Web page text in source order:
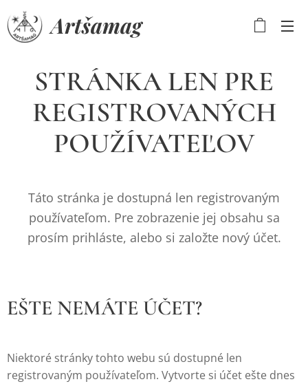
Artšamag
STRÁNKA LEN PRE
REGISTROVANÝCH
POUŽÍVATEĽOV
Táto stránka je dostupná len registrovaným
používateľom. Pre zobrazenie jej obsahu sa
prosím prihláste, alebo si založte nový účet.
EŠTE NEMÁTE ÚČET?
Niektoré stránky tohto webu sú dostupné len
registrovaným používateľom. Vytvorte si účet ešte dnes